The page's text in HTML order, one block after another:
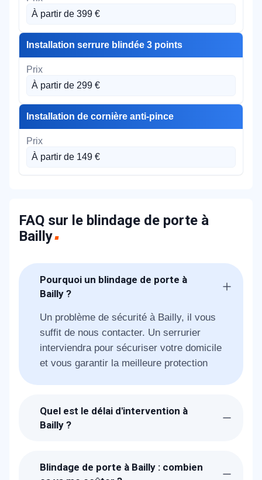
À partir de 399 €
Installation serrure blindée 3 points
À partir de 299 €
Installation de cornière anti-pince
À partir de 149 €
FAQ sur le blindage de porte à
Bailly
Pourquoi un blindage de porte à
Bailly ?
Un problème de sécurité à Bailly, il vous
suffit de nous contacter. Un serrurier
interviendra pour sécuriser votre domicile
et vous garantir la meilleure protection
Quel est le délai d'intervention à
Bailly ?
Bailly dans l'heure pour vous proposer la
Blindage de porte à Bailly : combien